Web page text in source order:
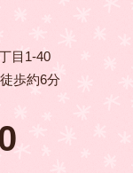
目1-40
歩約6分